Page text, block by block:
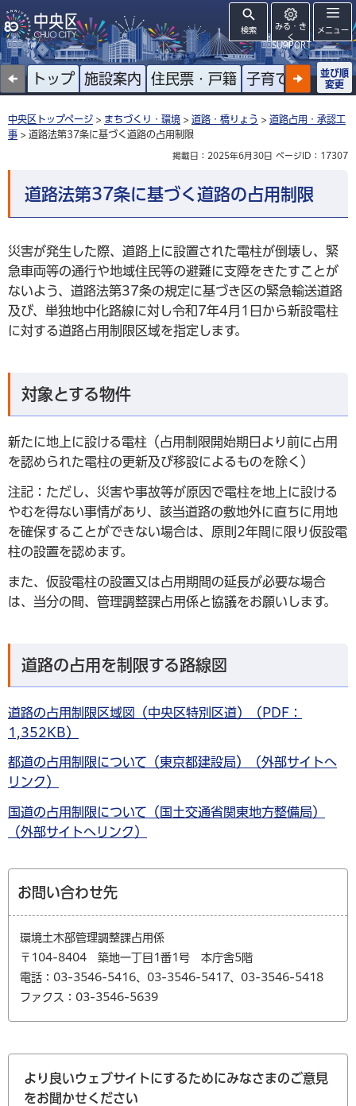
検索
みる・き
く
SUPPORT
メニュー
トップ 施設案内 住民票・戸籍 子育て 高齢者
並び順
変更
中央区トップページ > まちづくり・環境 > 道路・橋りょう > 道路占用・承認工
事 > 道路法第37条に基づく道路の占用制限
掲載日：2025年6月30日 ページID：17307
道路法第37条に基づく道路の占用制限
災害が発生した際、道路上に設置された電柱が倒壊し、緊
急車両等の通行や地域住民等の避難に支障をきたすことが
ないよう、道路法第37条の規定に基づき区の緊急輸送道路
及び、単独地中化路線に対し令和7年4月1日から新設電柱
に対する道路占用制限区域を指定します。
対象とする物件
新たに地上に設ける電柱（占用制限開始期日より前に占用
を認められた電柱の更新及び移設によるものを除く）
注記：ただし、災害や事故等が原因で電柱を地上に設ける
やむを得ない事情があり、該当道路の敷地外に直ちに用地
を確保することができない場合は、原則2年間に限り仮設電
柱の設置を認めます。
また、仮設電柱の設置又は占用期間の延長が必要な場合
は、当分の間、管理調整課占用係と協議をお願いします。
道路の占用を制限する路線図
道路の占用制限区域図（中央区特別区道）（PDF：
1,352KB）
都道の占用制限について（東京都建設局）（外部サイトへ
リンク）
国道の占用制限について（国土交通省関東地方整備局）
（外部サイトへリンク）
お問い合わせ先
環境土木部管理調整課占用係
〒104-8404 築地一丁目1番1号 本庁舎5階
電話：03-3546-5416、03-3546-5417、03-3546-5418
ファクス：03-3546-5639
より良いウェブサイトにするためにみなさまのご意見
をお聞かせください